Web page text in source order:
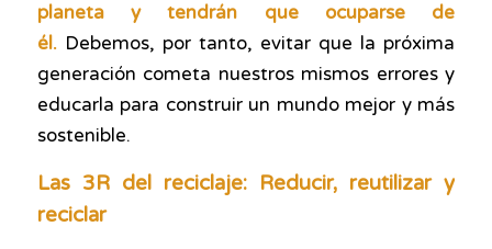
planeta y tendrán que ocuparse de
él.Debemos, por tanto, evitar que la próxima
generación cometa nuestros mismos erroresy
educarla para construir un mundo mejor y más
sostenible.
Las 3R del reciclaje: Reducir, reutilizar y
reciclar